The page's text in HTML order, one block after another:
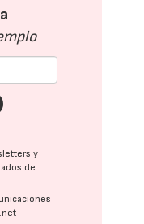
y
de